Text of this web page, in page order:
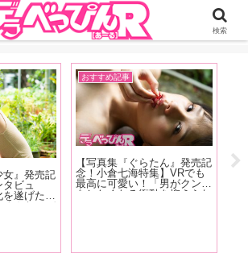
るちょっとHなニュースサイ。サイト内のリンクには
リエイトが含まれているものがあります
女』発売記
ビュ
遂げたい
ろんなメデ
おすすめ記事
【写真集『ぐらたん』発売記
念！小倉七海特集】VRでも
最高に可愛い！「男がクンニ
をしたくなる衝動を抑えられ
【
検索